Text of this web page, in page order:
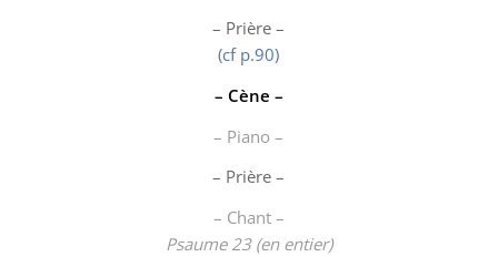
– Prière –
(cf p.90)
– Cène –
– Piano –
– Prière –
– Chant –
Psaume 23 (en entier)